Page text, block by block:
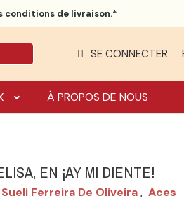
conditions de livraison.*
SE CONNECTER
À PROPOS DE NOUS
EN ¡AY MI DIENTE!
Sueli Ferreira De Oliveira , Aces